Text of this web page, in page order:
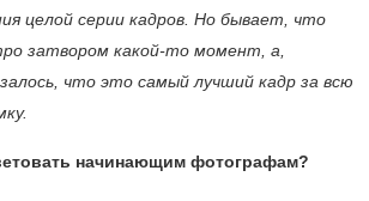
целой серии кадров. Но бывает, что
затвором какой-то момент, а,
что это самый лучший кадр за всю
начинающим фотографам?